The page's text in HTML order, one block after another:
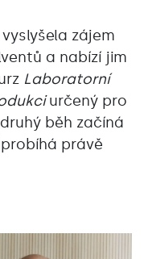
zájem
a nabízí jim
Laboratorní
určený pro
běh začíná
právě